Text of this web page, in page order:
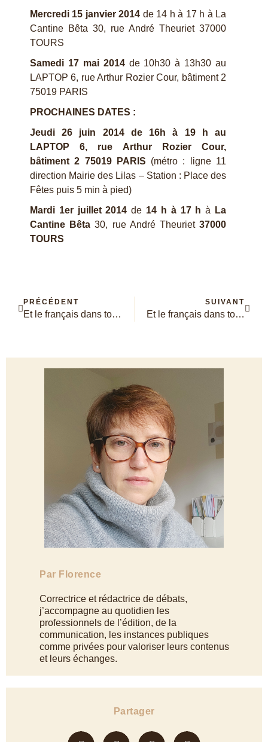
Mercredi 15 janvier 2014 de 14 h à 17 h à La
Cantine Bêta 30, rue André Theuriet 37000
TOURS
Samedi 17 mai 2014de 10h30 à 13h30 au
LAPTOP 6, rue Arthur Rozier Cour, bâtiment 2
75019 PARIS
PROCHAINES DATES :
Jeudi 26 juin 2014de 16h à 19 h au
LAPTOP 6, rue Arthur Rozier Cour,
bâtiment 2 75019 PARIS (métro : ligne 11
direction Mairie des Lilas – Station : Place des
Fêtes puis 5 min à pied)
Mardi 1er juillet 2014 de 14 h à 17 h à La
Cantine Bêta 30, rue André Theuriet37000
TOURS
PRÉCÉDENT
Et le français dans tout ça #50 : un mot à tout faire
SUIVANT
Et le français dans tout ça #51 : d’où viennent certaines expressions ?
Par Florence
Correctrice et rédactrice de débats,
j’accompagne au quotidien les
professionnels de l’édition, de la
communication, les instances publiques
comme privées pour valoriser leurs contenus
et leurs échanges.
Partager